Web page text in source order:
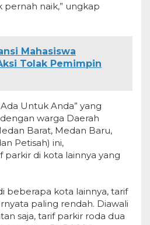
pernah naik,” ungkap
Mahasiswa
Tolak Pemimpin
Untuk Anda” yang
warga Daerah
Barat, Medan Baru,
Petisah) ini,
di kota lainnya yang
beberapa kota lainnya, tarif
paling rendah. Diawali
saja, tarif parkir roda dua